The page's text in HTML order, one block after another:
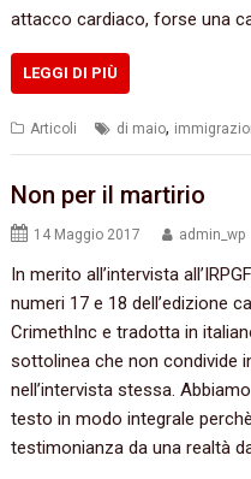
attacco cardiaco, forse una
LEGGI DI PIÙ
Articoli di maio,
Non per il martirio
14 Maggio 2017 admin_wp
In merito all’intervista
numeri 17 e 18 dell’edizione
CrimethInc e tradotta in
sottolinea che non condivide
nell’intervista stessa.
testo in modo integrale
testimonianza da una realtà